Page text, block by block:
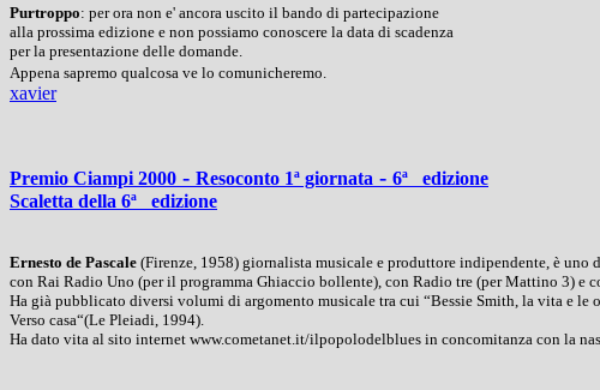
Purtroppo: per ora non e' ancora uscito il bando di partecipazione
alla prossima edizione e non possiamo conoscere la data di scadenza
per la presentazione delle domande.
Appena sapremo qualcosa ve lo comunicheremo.
xavier
Premio Ciampi 2000 - Resoconto 1ª giornata - 6ª edizione
Scaletta della 6ª edizione
Ernesto de Pascale (Firenze, 1958) giornalista musicale e produttore indipendente, è
con Rai Radio Uno (per il programma Ghiaccio bollente), con Radio tre (per Mattino 3)
Ha già pubblicato diversi volumi di argomento musicale tra cui “Bessie Smith, la vita e
Verso casa“(Le Pleiadi, 1994).
Ha dato vita al sito internet www.cometanet.it/ilpopolodelblues in concomitanza con la